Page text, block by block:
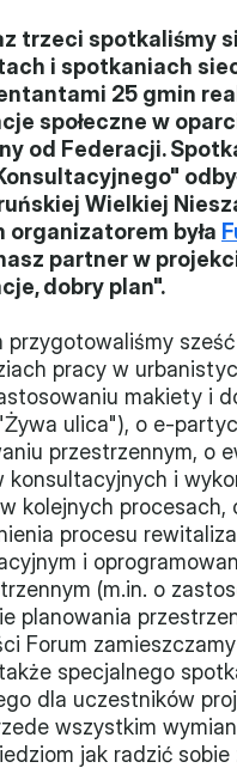
NGO
ostatnich lat
trzeci spotkaliśmy
i spotkaniach
25 gmin
społeczne w
od Federacji.
Wielkiej
organizatorem była
partner w
dobry plan".
przygotowaliśmy
pracy w
makiety i
ulica"), o e-
przestrzennym, o
konsultacyjnych i
kolejnych procesach,
procesu
i
(m.in. o
planowania
Forum
specjalnego
dla uczestników
wszystkim
jak radzić sobie